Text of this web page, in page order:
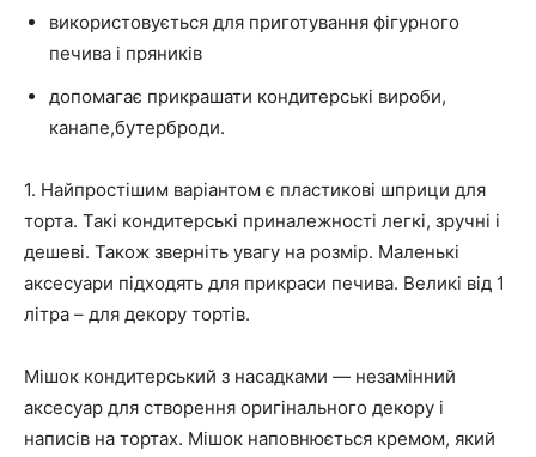
використовується для приготування фігурного
печива і пряників
допомагає прикрашати кондитерські вироби,
канапе,бутерброди.
1. Найпростішим варіантом є пластикові шприци для
торта. Такі кондитерські приналежності легкі, зручні і
дешеві. Також зверніть увагу на розмір. Маленькі
аксесуари підходять для прикраси печива. Великі від 1
літра – для декору тортів.
Мішок кондитерський з насадками — незамінний
аксесуар для створення оригінального декору і
написів на тортах. Мішок наповнюється кремом, який